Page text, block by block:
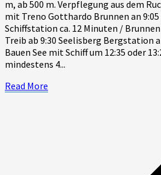
m, ab 500 m. Verpflegung aus dem
mit Treno Gotthardo Brunnen an 9:05
Schiffstation ca. 12 Minuten / Brunnen
Treib ab 9:30 Seelisberg Bergstation
Bauen See mit Schiff um 12:35 oder
mindestens 4...
Read More